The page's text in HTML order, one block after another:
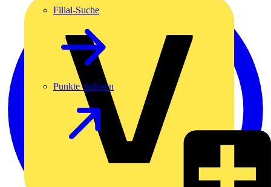
Filial-Suche
Punkte einlösen